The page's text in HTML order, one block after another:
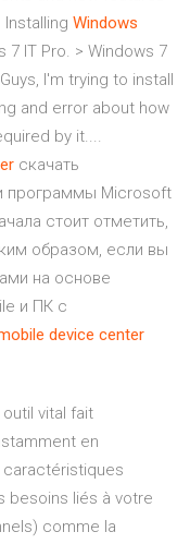
Windows
7 IT Pro. > Windows 7
I'm trying to install
and error about how
by it....
скачать
программы Microsoft
стоит отметить,
образом, если вы
на основе
и ПК с
device center
vital fait
en
besoins liés à votre
comme la